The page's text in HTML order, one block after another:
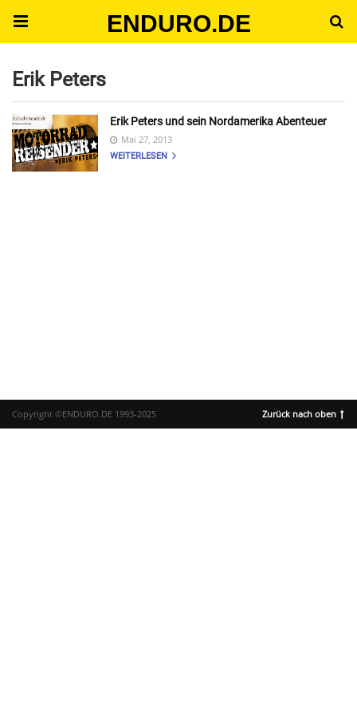
ENDURO.DE
Erik Peters
Erik Peters und sein Nordamerika Abenteuer
Mai 27, 2013
WEITERLESEN
Copyright ©ENDURO.DE 1993-2025 Zurück nach oben